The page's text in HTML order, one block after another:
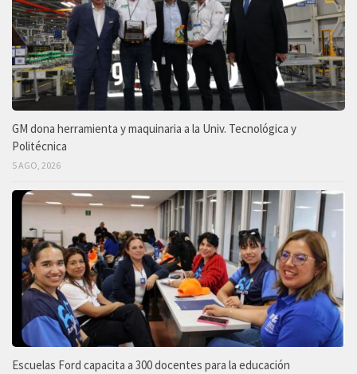
GM dona herramienta y maquinaria a la Univ. Tecnológica y
Politécnica
5 AGO, 2026
Escuelas Ford capacita a 300 docentes para la educación